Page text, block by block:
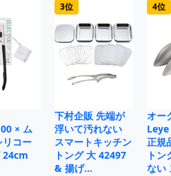
× ム
リコー
24cm
3位
下村企販 先端が
浮いて汚れない
スマートキッチン
トング 大 42497
& 揚げ…
4位
オー
正規
ト
ない